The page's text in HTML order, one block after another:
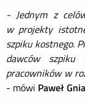
-Jednym z
w projekty
szpiku kostnego.
dawców szpiku
pracowników w
- mówi Paweł